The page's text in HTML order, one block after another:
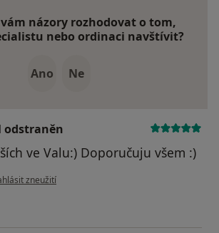
názory rozhodovat o tom,
nebo ordinaci navštívit?
Ano Ne
odstraněn
ve Valu:) Doporučuju všem :)
názoru uživatele Váš účet byl odstraněn
zneužití